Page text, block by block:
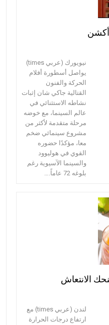
نيويورك (عربي times)
يواصل أسطورة أفلام
الحركة والفنون
القتالية جاكي شان إثبات
نشاطه الاستثنائي في
عالم السينما، مع خوضه
مرحلة متقدمة لأكثر من
مشروع سينمائي ضخم
معا، مؤكدًا حضوره
القوي في هوليوود
والسينما الآسيوية رغم
بلوغه 72 عاماً.…
لندن (عربي times) مع
ارتفاع درجات الحرارة